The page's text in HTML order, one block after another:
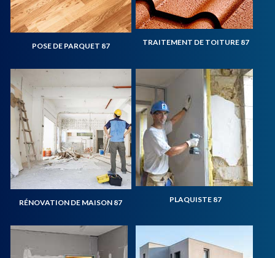
POSE DE PARQUET 87 TRAITEMENT DE TOITURE 87
RÉNOVATION DE MAISON 87 PLAQUISTE 87